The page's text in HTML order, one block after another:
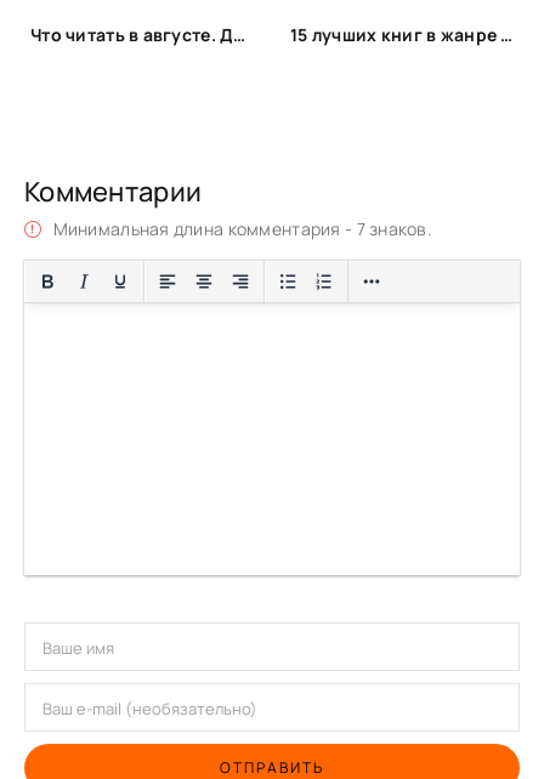
Что читать в августе. Длинный список вышедших и планируемых книжных новинок (включая переиздания) 15 лучших книг в жанре мистического детектива
Комментарии
Минимальная длина комментария - 7 знаков.
ОТПРАВИТЬ